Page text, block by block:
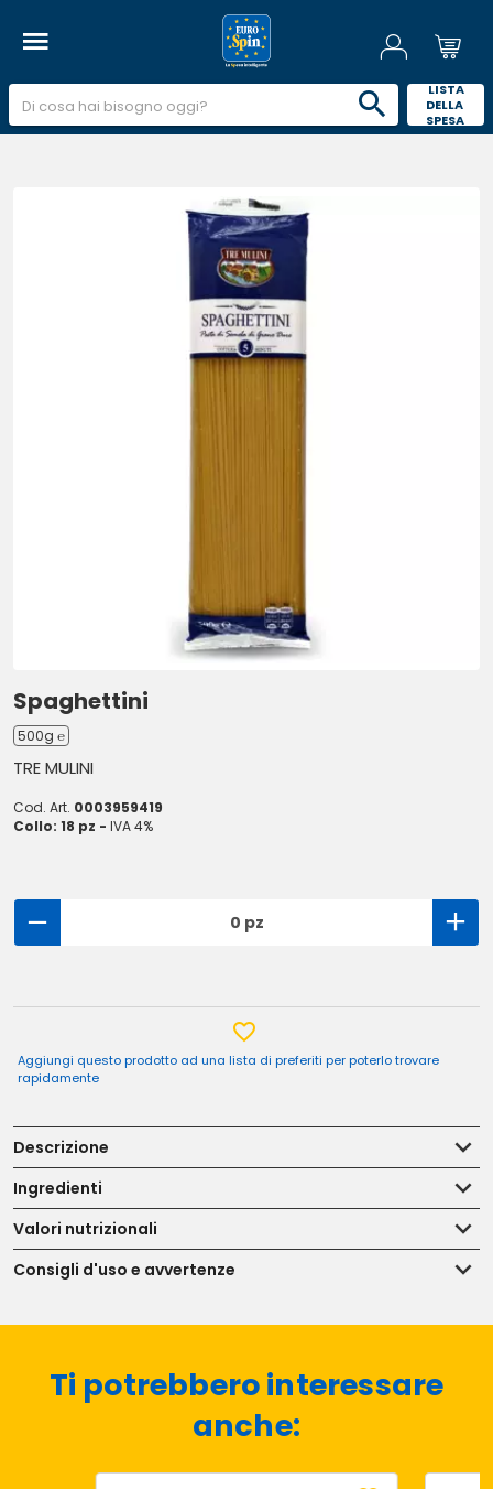
LISTA
DELLA
SPESA
Spaghettini
500g ℮
TRE MULINI
Cod. Art. 0003959419
Collo: 18 pz - IVA 4%
0 pz
Aggiungi questo prodotto ad una lista di preferiti per poterlo trovare
rapidamente
Descrizione
Ingredienti
Valori nutrizionali
Consigli d'uso e avvertenze
Ti potrebbero interessare
anche: